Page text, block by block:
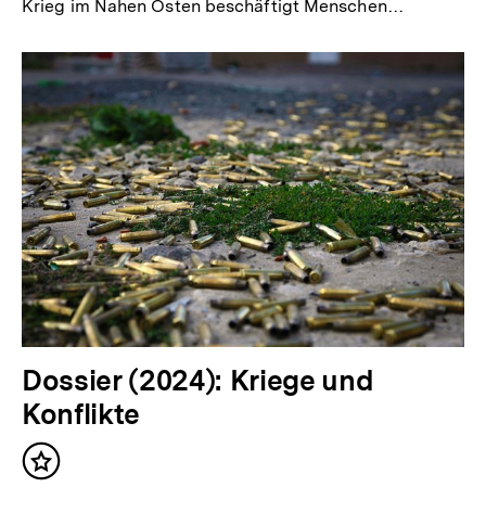
Krieg im Nahen Osten beschäftigt Menschen…
Dossier (2024): Kriege und
Konflikte
Inhalt